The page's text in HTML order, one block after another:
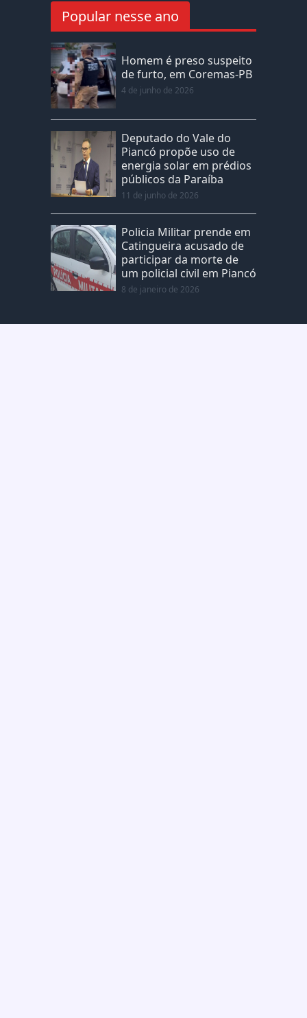
Popular nesse ano
Homem é preso suspeito
de furto, em Coremas-PB
4 de junho de 2026
Deputado do Vale do
Piancó propõe uso de
energia solar em prédios
públicos da Paraíba
11 de junho de 2026
Policia Militar prende em
Catingueira acusado de
participar da morte de
um policial civil em Piancó
8 de janeiro de 2026